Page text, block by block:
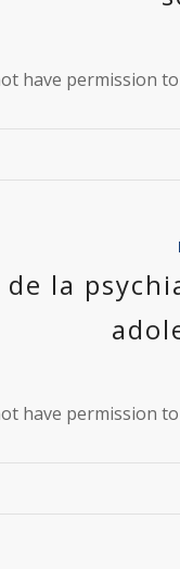
have permission
de la
have permission